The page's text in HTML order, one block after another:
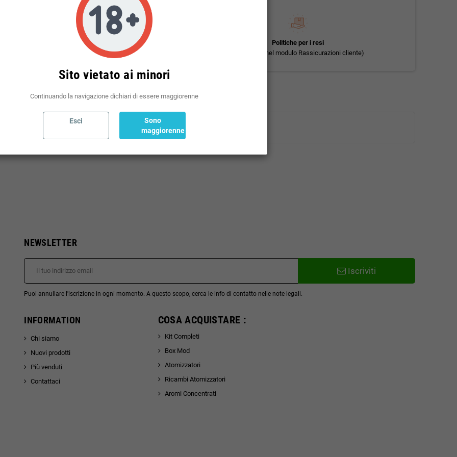
Politiche per le spedizioni
(modificale nel modulo Rassicurazioni cliente)
Politiche per i resi
(modificale nel modulo Rassicurazioni cliente)
NEWSLETTER
Iscriviti
Puoi annullare l'iscrizione in ogni momento. A questo scopo, cerca le info di contatto nelle note legali.
INFORMATION
Chi siamo
Nuovi prodotti
Più venduti
Contattaci
COSA ACQUISTARE :
Kit Completi
Box Mod
Atomizzatori
Ricambi Atomizzatori
Aromi Concentrati
Sito vietato ai minori
Continuando la navigazione dichiari di essere maggiorenne
Esci
Sono
maggiorenne